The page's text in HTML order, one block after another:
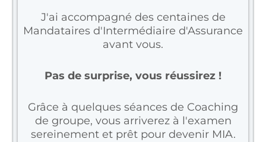
J'ai accompagné des centaines de
Mandataires d'Intermédiaire d'Assurance
avant vous.
Pas de surprise, vous réussirez !
Grâce à quelques séances de Coaching
de groupe, vous arriverez à l'examen
sereinement et prêt pour devenir MIA.